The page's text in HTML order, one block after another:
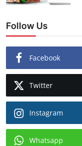
Follow Us
Facebook
Twitter
Instagram
Whatsapp